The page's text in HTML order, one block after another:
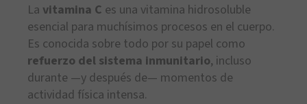
La vitamina C es una vitamina hidrosoluble
esencial para muchísimos procesos en el cuerpo.
Es conocida sobre todo por su papel como
refuerzo del sistema inmunitario, incluso
durante —y después de— momentos de
actividad física intensa.